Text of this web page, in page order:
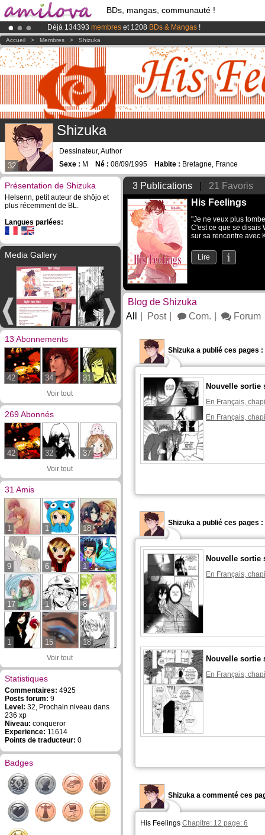
BDs, mangas, communauté !
Déjà 134393 membres et 1208 BDs & Mangas !
LeKickstarter Amilova est désormais lancé!.
Abonnement premium: à partir de3.95 eurospar mois !Clique ici
Accueil > Membres > Shizuka
32
Shizuka
Dessinateur, Author
Sexe : M Né : 08/09/1995 Habite : Bretagne, France
Présentation de Shizuka
Helsenn, petit auteur de shôjo et
plus récemment de BL.
Langues parlées:
Media Gallery
13 Abonnements
42 34 31
Voir tout
269 Abonnés
42 32 37
Voir tout
31 Amis
1 1 18
9 6 1
17 1 8
1 15 18
Voir tout
Statistiques
Commentaires: 4925
Posts forum: 9
Level: 32, Prochain niveau dans
236 xp
Niveau: conqueror
Experience: 11614
Points de traducteur: 0
Badges
3 Publications
21 Favoris
His Feelings
"Je ne veux plus
C'est ce que se disais
sur sa rencontre avec
Lire
Blog de Shizuka
All
Post Com. Forum
Shizuka a publié ces pages :
Nouvelle sortie
En Français,
En Français,
Shizuka a publié ces pages :
Nouvelle sortie
En Français,
Nouvelle sortie
En Français,
Shizuka a commenté ces
His Feelings Chapitre: 12 page: 6